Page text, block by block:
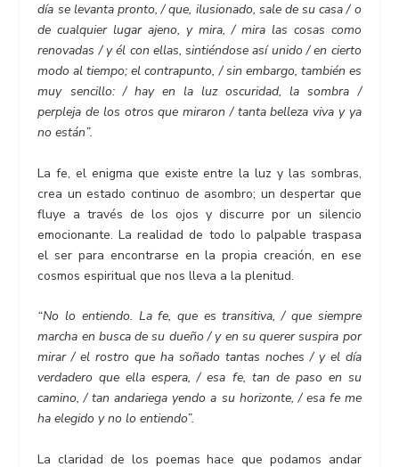
día se levanta pronto, / que, ilusionado, sale de su casa / o
de cualquier lugar ajeno, y mira, / mira las cosas como
renovadas / y él con ellas, sintiéndose así unido / en cierto
modo al tiempo; el contrapunto, / sin embargo, también es
muy sencillo: / hay en la luz oscuridad, la sombra /
perpleja de los otros que miraron / tanta belleza viva y ya
no están”.
La fe, el enigma que existe entre la luz y las sombras,
crea un estado continuo de asombro; un despertar que
fluye a través de los ojos y discurre por un silencio
emocionante. La realidad de todo lo palpable traspasa
el ser para encontrarse en la propia creación, en ese
cosmos espiritual que nos lleva a la plenitud.
“No lo entiendo. La fe, que es transitiva, / que siempre
marcha en busca de su dueño / y en su querer suspira por
mirar / el rostro que ha soñado tantas noches / y el día
verdadero que ella espera, / esa fe, tan de paso en su
camino, / tan andariega yendo a su horizonte, / esa fe me
ha elegido y no lo entiendo”.
La claridad de los poemas hace que podamos andar